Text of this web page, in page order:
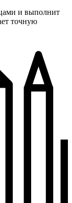
и выполнит
точную